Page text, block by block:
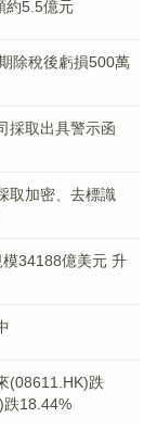
約5.5億元
除稅後虧損500萬
採取出具警示函
取加密、去標識
34188億美元 升
(08611.HK)跌
跌18.44%